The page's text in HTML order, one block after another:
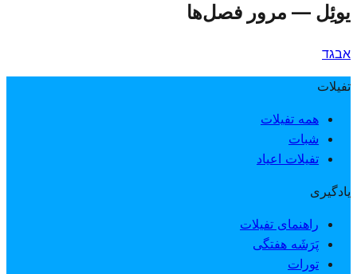
یوئِل — مرور فصل‌ها
אבגד
تفیلات
همه تفیلات
شبات
تفیلات اعیاد
یادگیری
راهنمای تفیلات
پَرَشَه هفتگی
تورات